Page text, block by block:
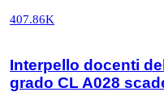
407.86K
Interpello docenti
grado CL A028